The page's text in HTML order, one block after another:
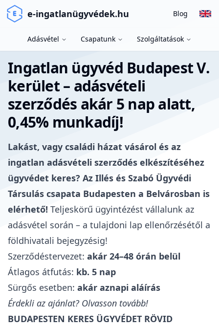
e-ingatlanügyvédek.hu Blog
Adásvétel Csapatunk Szolgáltatások
Ingatlan ügyvéd Budapest V.
kerület – adásvételi
szerződés akár 5 nap alatt,
0,45% munkadíj!
Lakást, vagy családi házat vásárol és az
ingatlan adásvételi szerződés elkészítéséhez
ügyvédet keres? Az Illés és Szabó Ügyvédi
Társulás csapata Budapesten a Belvárosban is
elérhető! Teljeskörű ügyintézést vállalunk az
adásvétel során – a tulajdoni lap ellenőrzésétől a
földhivatali bejegyzésig!
Szerződéstervezet: akár 24–48 órán belül
Átlagos átfutás: kb. 5 nap
Sürgős esetben: akár aznapi aláírás
Érdekli az ajánlat? Olvasson tovább!
BUDAPESTEN KERES ÜGYVÉDET RÖVID